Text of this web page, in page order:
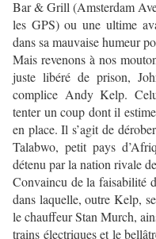
Bar & Grill (Amsterdam
les GPS) ou une ultime
dans sa mauvaise humeur
Mais revenons à nos
juste libéré de prison,
complice Andy Kelp.
tenter un coup dont il
en place. Il s’agit de
Talabwo, petit pays
détenu par la nation rivale
Convaincu de la faisabilité
dans laquelle, outre Kelp,
le chauffeur Stan Murch,
trains électriques et le